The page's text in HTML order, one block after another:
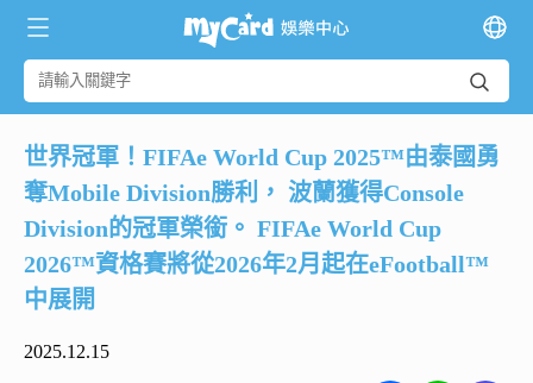
世界冠軍！FIFAe World Cup 2025™由泰國勇
奪Mobile Division勝利， 波蘭獲得Console
Division的冠軍榮銜。 FIFAe World Cup
2026™資格賽將從2026年2月起在eFootball™
中展開
2025.12.15